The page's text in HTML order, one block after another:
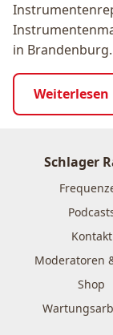
in
Weiterlesen
Schlager
Kontakt
Moderatoren
Shop